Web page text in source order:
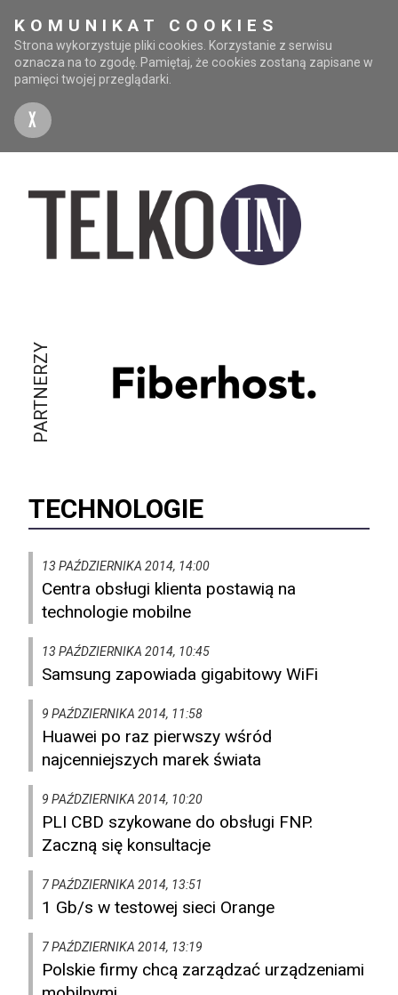
KOMUNIKAT COOKIES
Strona wykorzystuje pliki cookies. Korzystanie z serwisu
oznacza na to zgodę. Pamiętaj, że cookies zostaną zapisane w
pamięci twojej przeglądarki.
X
PARTNERZY
TECHNOLOGIE
13 PAŹDZIERNIKA 2014, 14:00
Centra obsługi klienta postawią na
technologie mobilne
13 PAŹDZIERNIKA 2014, 10:45
Samsung zapowiada gigabitowy WiFi
9 PAŹDZIERNIKA 2014, 11:58
Huawei po raz pierwszy wśród
najcenniejszych marek świata
9 PAŹDZIERNIKA 2014, 10:20
PLI CBD szykowane do obsługi FNP.
Zaczną się konsultacje
7 PAŹDZIERNIKA 2014, 13:51
1 Gb/s w testowej sieci Orange
7 PAŹDZIERNIKA 2014, 13:19
Polskie firmy chcą zarządzać urządzeniami